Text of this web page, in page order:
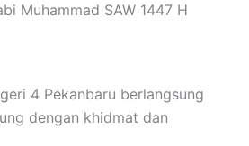
Muhammad SAW 1447 H
4 Pekanbaru berlangsung
dengan khidmat dan